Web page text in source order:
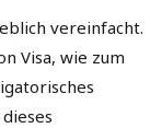
vereinfacht.
Visa, wie zum